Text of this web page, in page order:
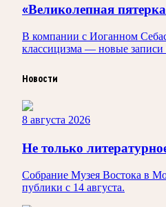
«Великолепная
В компании с Иоганном
классицизма — новые
Новости
8 августа 2026
Не только
Собрание Музея Востока в
публики с 14 августа.